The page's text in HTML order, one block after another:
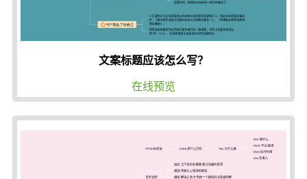
文案标题应该怎么写？
在线预览